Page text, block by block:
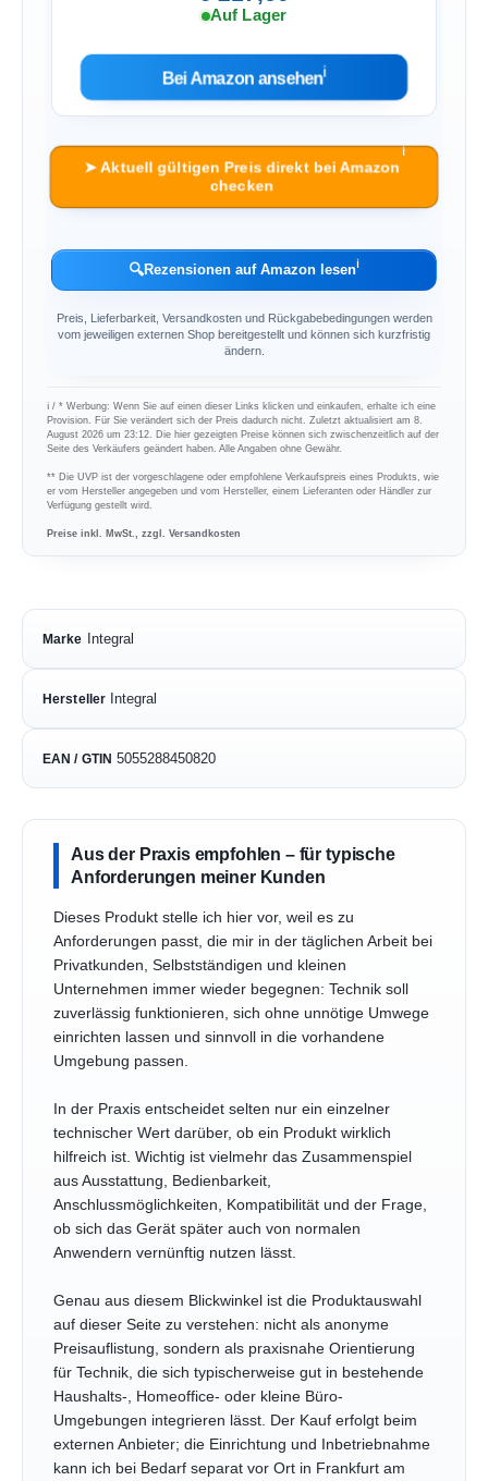
Auf Lager
Bei Amazon ansehenℹ︎
➤ Aktuell gültigen Preis direkt bei Amazon
checken
ℹ︎
🔍Rezensionen auf Amazon lesenℹ︎
Preis, Lieferbarkeit, Versandkosten und Rückgabebedingungen werden
vom jeweiligen externen Shop bereitgestellt und können sich kurzfristig
ändern.
ℹ︎ / * Werbung: Wenn Sie auf einen dieser Links klicken und einkaufen, erhalte ich eine
Provision. Für Sie verändert sich der Preis dadurch nicht. Zuletzt aktualisiert am 8.
August 2026 um 23:12. Die hier gezeigten Preise können sich zwischenzeitlich auf der
Seite des Verkäufers geändert haben. Alle Angaben ohne Gewähr.
** Die UVP ist der vorgeschlagene oder empfohlene Verkaufspreis eines Produkts, wie
er vom Hersteller angegeben und vom Hersteller, einem Lieferanten oder Händler zur
Verfügung gestellt wird.
Preise inkl. MwSt., zzgl. Versandkosten
Marke Integral
Hersteller Integral
EAN / GTIN 5055288450820
Aus der Praxis empfohlen – für typische
Anforderungen meiner Kunden
Dieses Produkt stelle ich hier vor, weil es zu
Anforderungen passt, die mir in der täglichen Arbeit bei
Privatkunden, Selbstständigen und kleinen
Unternehmen immer wieder begegnen: Technik soll
zuverlässig funktionieren, sich ohne unnötige Umwege
einrichten lassen und sinnvoll in die vorhandene
Umgebung passen.
In der Praxis entscheidet selten nur ein einzelner
technischer Wert darüber, ob ein Produkt wirklich
hilfreich ist. Wichtig ist vielmehr das Zusammenspiel
aus Ausstattung, Bedienbarkeit,
Anschlussmöglichkeiten, Kompatibilität und der Frage,
ob sich das Gerät später auch von normalen
Anwendern vernünftig nutzen lässt.
Genau aus diesem Blickwinkel ist die Produktauswahl
auf dieser Seite zu verstehen: nicht als anonyme
Preisauflistung, sondern als praxisnahe Orientierung
für Technik, die sich typischerweise gut in bestehende
Haushalts-, Homeoffice- oder kleine Büro-
Umgebungen integrieren lässt. Der Kauf erfolgt beim
externen Anbieter; die Einrichtung und Inbetriebnahme
kann ich bei Bedarf separat vor Ort in Frankfurt am